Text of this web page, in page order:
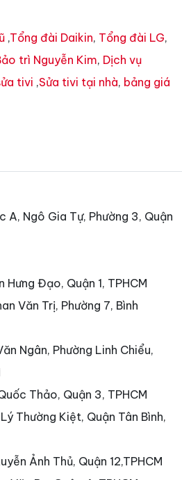
,Tổng đài Daikin, Tổng đài LG,
trì Nguyễn Kim, Dịch vụ
tivi ,Sửa tivi tại nhà, bảng giá
A, Ngô Gia Tự, Phường 3, Quận
Hưng Đạo, Quận 1, TPHCM
Văn Trị, Phường 7, Bình
Ngân, Phường Linh Chiểu,
Thảo, Quận 3, TPHCM
Thường Kiệt, Quận Tân Bình,
Ảnh Thủ, Quận 12,TPHCM